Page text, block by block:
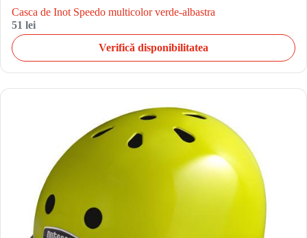
Casca de Inot Speedo multicolor verde-albastra
51 lei
Verifică disponibilitatea